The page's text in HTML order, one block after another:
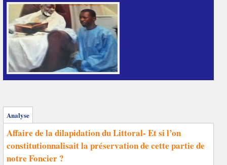
Analyse
Affaire de la dilapidation du Littoral- Et si l’on
constitutionnalisait la préservation de cette partie de
notre Foncier ?